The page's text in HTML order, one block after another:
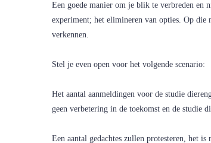
Een goede manier om je blik te verbreden en
experiment; het elimineren van opties. Op
verkennen.
Stel je even open voor het volgende scenario:
Het aantal aanmeldingen voor de studie
geen verbetering in de toekomst en de studie
Een aantal gedachtes zullen protesteren, het